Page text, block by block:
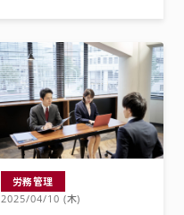
労務管理
2025/04/10 (木)